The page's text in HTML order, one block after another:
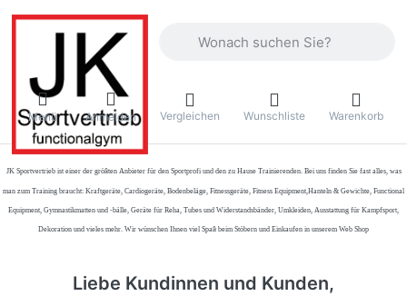
Menü Anmelden Vergleichen Wunschliste Warenkorb
JK Sportvertrieb ist einer der größten Anbieter für den Sportprofi und den zu Hause Trainierenden. Bei uns finden Sie fast alles, was
man zum Training braucht: Kraftgeräte, Cardiogeräte, Bodenbeläge, Fitnessgeräte, Fitness Equipment,Hanteln & Gewichte, Functional
Equipment, Gymnastikmatten und -bälle, Geräte für Reha, Tubes und Widerstandsbänder, Umkleiden, Ausstattung für Kampfsport,
Dekoration und vieles mehr. Wir wünschen Ihnen viel Spaß beim Stöbern und Einkaufen in unserem Web Shop
Liebe Kundinnen und Kunden,